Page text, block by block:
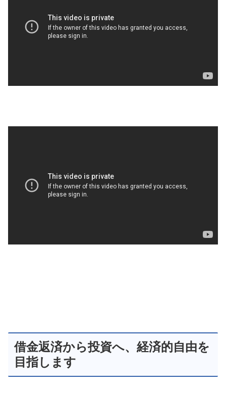
借金返済から投資へ、経済的自由を
目指します